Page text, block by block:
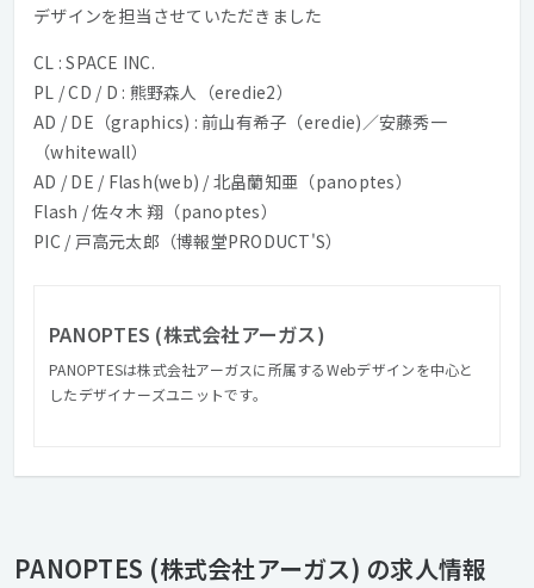
デザインを担当させていただきました
CL : SPACE INC.
PL / CD / D : 熊野森人（eredie2）
AD / DE（graphics) : 前山有希子（eredie)／安藤秀一
（whitewall）
AD / DE / Flash(web) / 北畠蘭知亜（panoptes）
Flash / 佐々木 翔（panoptes）
PIC / 戸高元太郎（博報堂PRODUCT'S）
PANOPTES (株式会社アーガス)
PANOPTESは株式会社アーガスに所属するWebデザインを中心と
したデザイナーズユニットです。
PANOPTES (株式会社アーガス) の求人情報